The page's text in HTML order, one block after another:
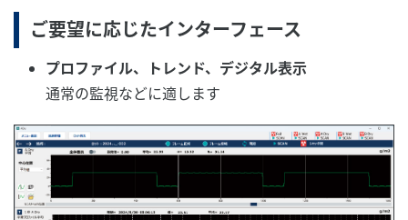
ご要望に応じたインターフェース
プロファイル、トレンド、デジタル表示
通常の監視などに適します